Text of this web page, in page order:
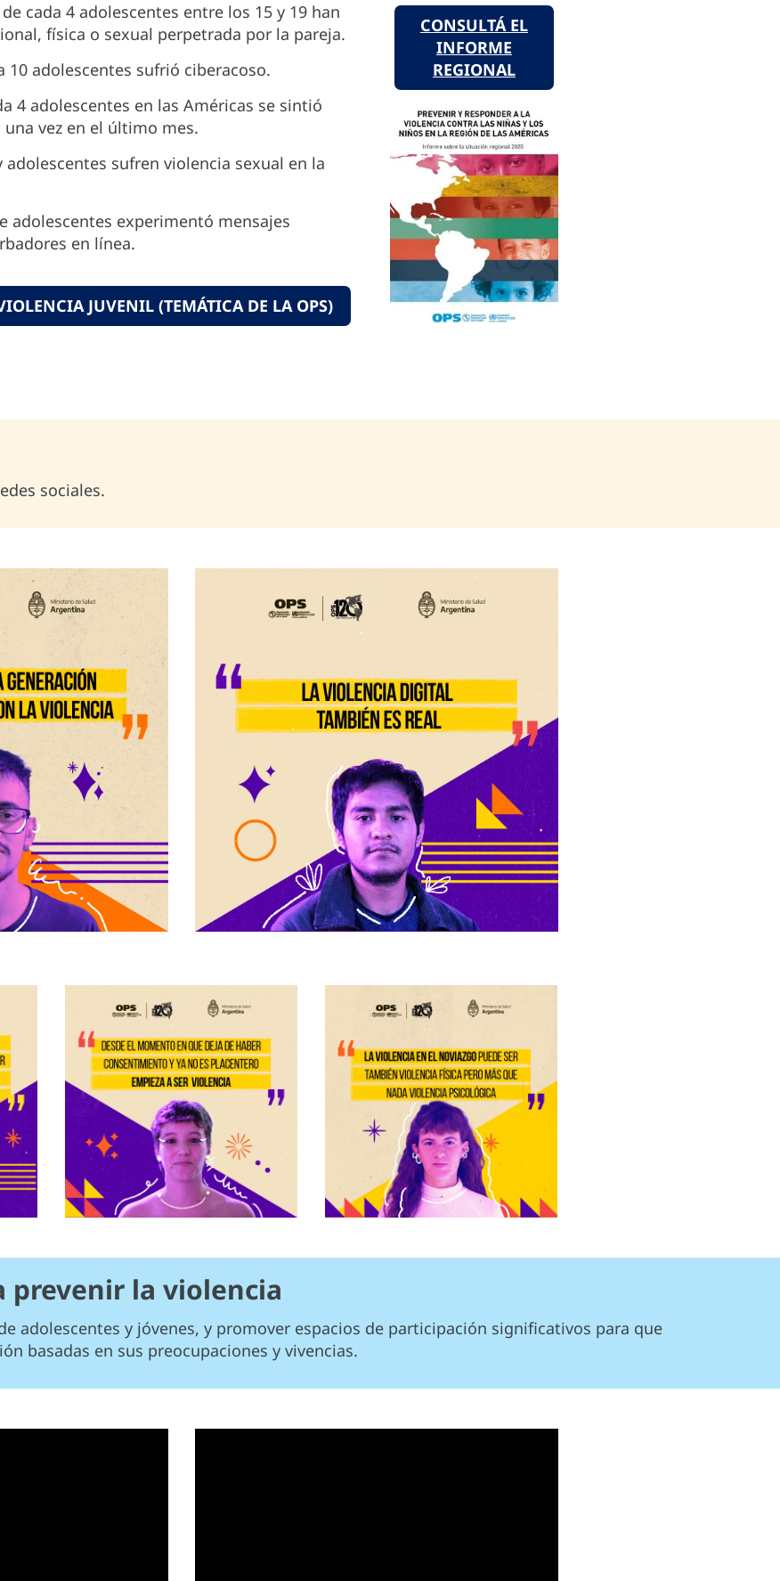
cada 4 adolescentes entre los 15 y 19 han
física o sexual perpetrada por la pareja.
10 adolescentes sufrió ciberacoso.
4 adolescentes en las Américas se sintió
vez en el último mes.
adolescentes sufren violencia sexual en la
adolescentes experimentó mensajes
en línea.
JUVENIL (TEMÁTICA DE LA OPS)
CONSULTÁ EL
INFORME
REGIONAL
sociales.
prevenir la violencia
adolescentes y jóvenes, y promover espacios de participación significativos para que
basadas en sus preocupaciones y vivencias.